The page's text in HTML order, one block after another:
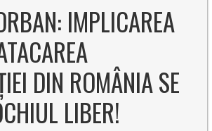
IMPLICAREA
DIN ROMÂNIA SE
LIBER!